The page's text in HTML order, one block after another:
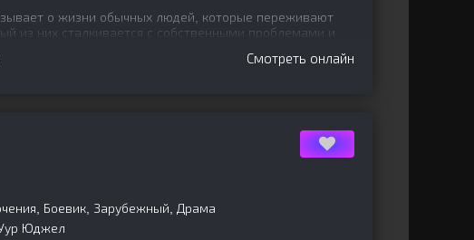
о жизни обычных людей, которые переживают
из них сталкивается с собственными проблемами и
свое место в мире. Главный
Смотреть онлайн
Боевик, Зарубежный, Драма
Юджел